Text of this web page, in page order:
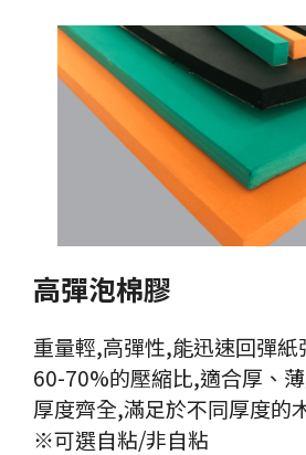
高彈泡棉膠
重量輕,高彈性,能迅速回彈紙
60-70%的壓縮比,適合厚、
厚度齊全,滿足於不同厚度的
※可選自粘/非自粘